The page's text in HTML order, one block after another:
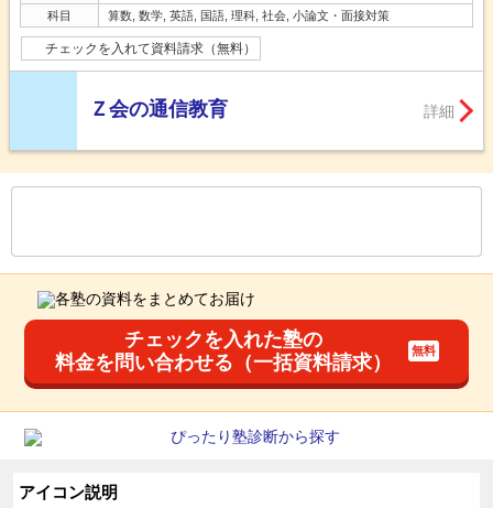
科目
算数, 数学, 英語, 国語, 理科, 社会, 小論文・面接対策
チェックを入れて資料請求（無料）
Ｚ会の通信教育 詳細
チェックを入れた塾の
料金を問い合わせる（一括資料請求）
アイコン説明